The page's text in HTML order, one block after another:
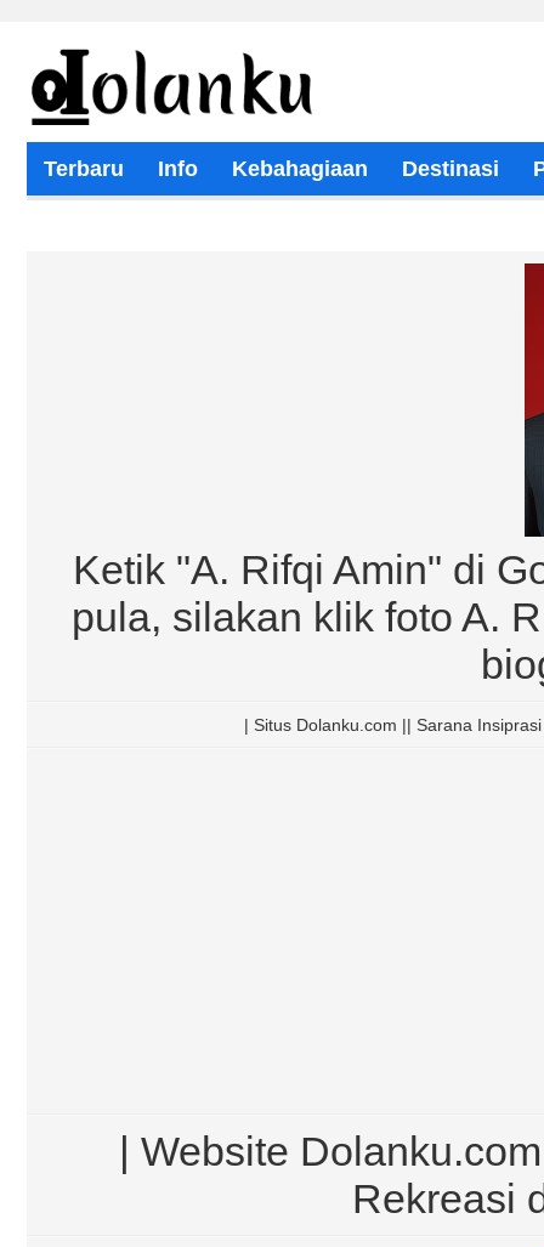
Terbaru Info Kebahagiaan Destinasi
Ketik "A. Rifqi Amin" di
pula, silakan klik foto A.
| Situs Dolanku.com || Sarana
| Website
Rekreasi